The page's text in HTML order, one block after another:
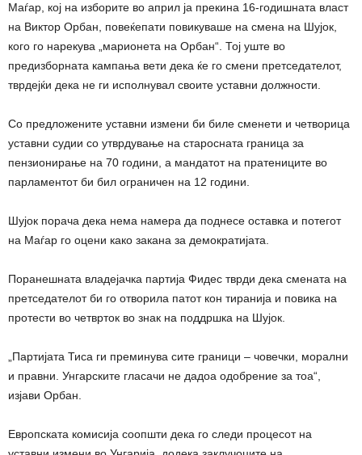
Маѓар, кој на изборите во април ја прекина 16-годишната власт
на Виктор Орбан, повеќепати повикуваше на смена на Шујок,
кого го нарекува „марионета на Орбан“. Тој уште во
предизборната кампања вети дека ќе го смени претседателот,
тврдејќи дека не ги исполнувал своите уставни должности.
Со предложените уставни измени би биле сменети и четворица
уставни судии со утврдување на старосната граница за
пензионирање на 70 години, а мандатот на пратениците во
парламентот би бил ограничен на 12 години.
Шујок порача дека нема намера да поднесе оставка и потегот
на Маѓар го оцени како закана за демократијата.
Поранешната владејачка партија Фидес тврди дека смената на
претседателот би го отворила патот кон тиранија и повика на
протести во четврток во знак на поддршка на Шујок.
„Партијата Тиса ги преминува сите граници – човечки, морални
и правни. Унгарските гласачи не дадоа одобрение за тоа“,
изјави Орбан.
Европската комисија соопшти дека го следи процесот на